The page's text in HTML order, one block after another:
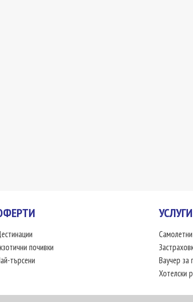
почивки
търсени
УСЛУГИ
Ваучер за
Хотелски